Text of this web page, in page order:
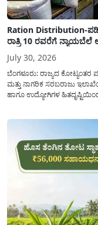
Ration Distribution-
ರಾತ್ರಿ 10 ರವರೆಗೆ
July 30, 2026
ಬೆಂಗಳೂರು: ರಾಜ್ಯದ ಕೋಟ್ಯಂತರ
ಮತ್ತು ನಾಗರಿಕ ಸರಬರಾಜು
ಹಾಗೂ ಉದ್ಯೋಗಿಗಳ ಹಿತದೃಷ್ಟಿಯಿಂದ